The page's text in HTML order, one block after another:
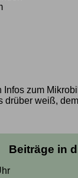
zum
weiß,
Beiträge in